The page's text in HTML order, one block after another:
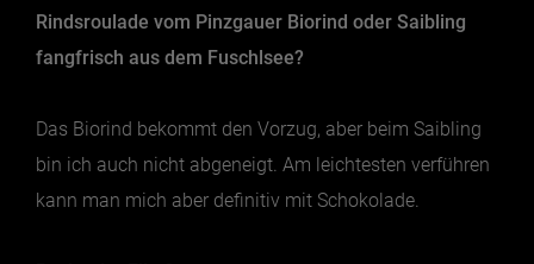
September
Oktober
Rindsroulade vom Pinzgauer Biorind oder Saibling
fangfrisch aus dem Fuschlsee?
Das Biorind bekommt den Vorzug, aber beim Saibling
bin ich auch nicht abgeneigt. Am leichtesten verführen
kann man mich aber definitiv mit Schokolade.